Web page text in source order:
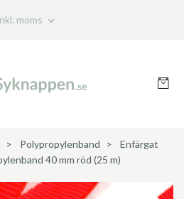
moms
Polypropylenband
Enfärgat
40 mm röd (25 m)